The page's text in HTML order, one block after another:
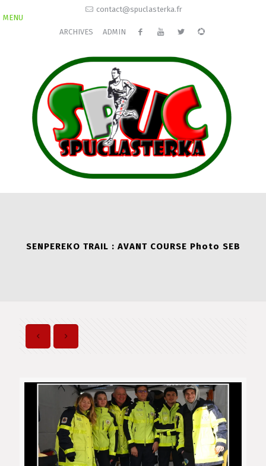
contact@spuclasterka.fr
ARCHIVES ADMIN
MENU
SENPEREKO TRAIL : AVANT COURSE Photo SEB